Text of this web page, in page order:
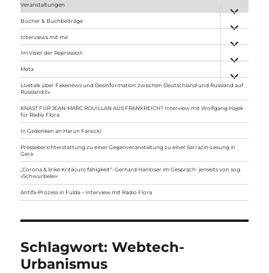
Veranstaltungen
anzeigen
Bücher & Buchbeiträge
anzeigen
Interviews mit mir
anzeigen
Im Visier der Repression
anzeigen
Meta
anzeigen
Livetalk über Fakenews und Desinformation zwischen Deutschland und Russland auf
Russland.tv
KNAST FÜR JEAN-MARC ROUILLAN AUS FRANKREICH? Interview mit Wolfgang Hajek
für Radio Flora
In Gedenken an Harun Farocki
Presseberichterstattung zu einer Gegenveranstaltung zu einer Sarrazin-Lesung in
Gera
„Corona & linke Kritik(un) fähigkeit“- Gerhard Hanloser im Gespräch- jenseits von sog.
»Schwurbelei«
Antifa-Prozess in Fulda – Interview mit Radio Flora
Schlagwort:Webtech-
Urbanismus